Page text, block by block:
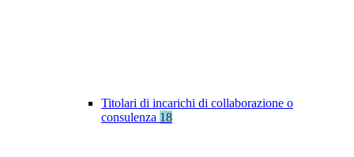
Titolari di incarichi di collaborazione o
consulenza 18